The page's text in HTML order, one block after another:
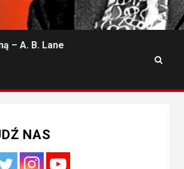
– A. B. Lane
NAS